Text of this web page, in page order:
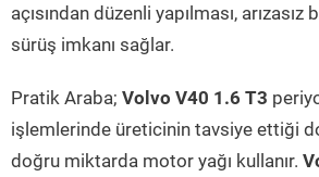
açısından düzenli yapılması,
sürüş imkanı sağlar.
Pratik Araba; Volvo V40 1.6 T3
işlemlerinde üreticinin tavsiye ettiği
doğru miktarda motor yağı kullanır.